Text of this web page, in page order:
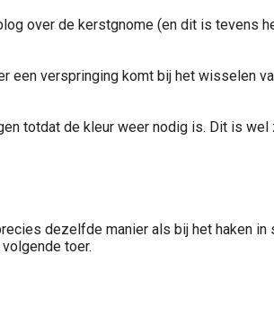
over de kerstgnome (en dit is tevens
verspringing komt bij het wisselen
totdat de kleur weer nodig is. Dit is wel
dezelfde manier als bij het haken
toer.